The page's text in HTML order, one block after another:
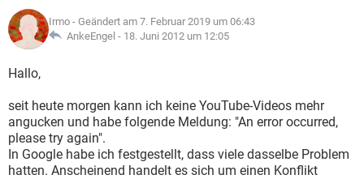
WHATSAPP
FACEBOOK HARDWARE
WINDOWS 10 INSTAGRAM
WHATSAPP
FACEBOOK
SPIELE
ANDROID IOS
FACEBOOK HARDWARE
LEXIKON
SPIELE
ANDROID
WINDOWS 10 INSTAGRAM
WHATSAPP TIKTOK
FACEBOOK HARDWARE
Irmo - Geändert am 7. Februar 2019 um 06:43
AnkeEngel - 18. Juni 2012 um 12:05
Hallo,
seit heute morgen kann ich keine YouTube-Videos mehr
angucken und habe folgende Meldung: "An error occurred,
please try again".
In Google habe ich festgestellt, dass viele dasselbe Problem
hatten. Anscheinend handelt es sich um einen Konflikt